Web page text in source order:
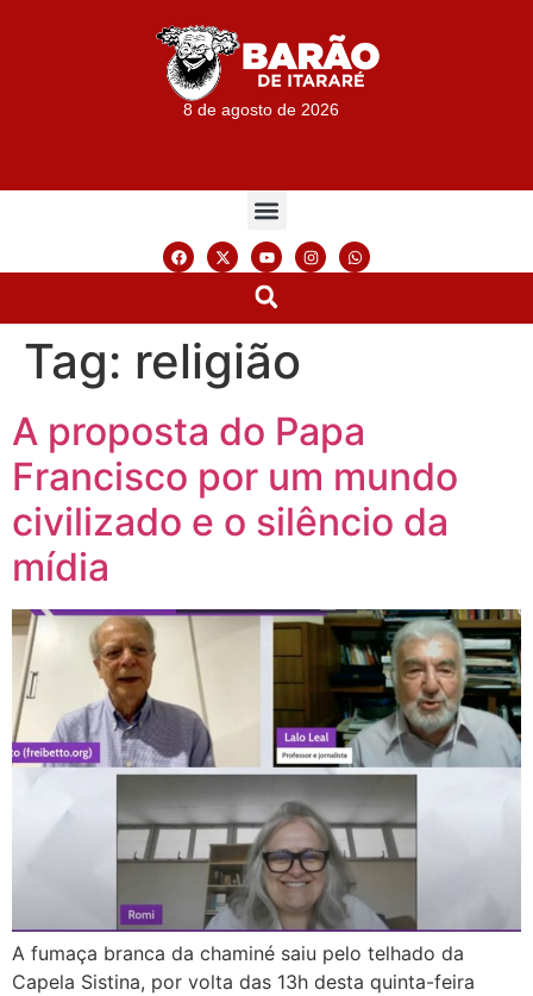
8 de agosto de 2026
Tag: religião
A proposta do Papa
Francisco por um mundo
civilizado e o silêncio da
mídia
A fumaça branca da chaminé saiu pelo telhado da
Capela Sistina, por volta das 13h desta quinta-feira